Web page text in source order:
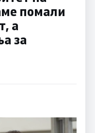
помали
а
за